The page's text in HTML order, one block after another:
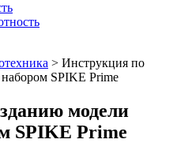
> Инструкция по
SPIKE Prime
модели
SPIKE Prime